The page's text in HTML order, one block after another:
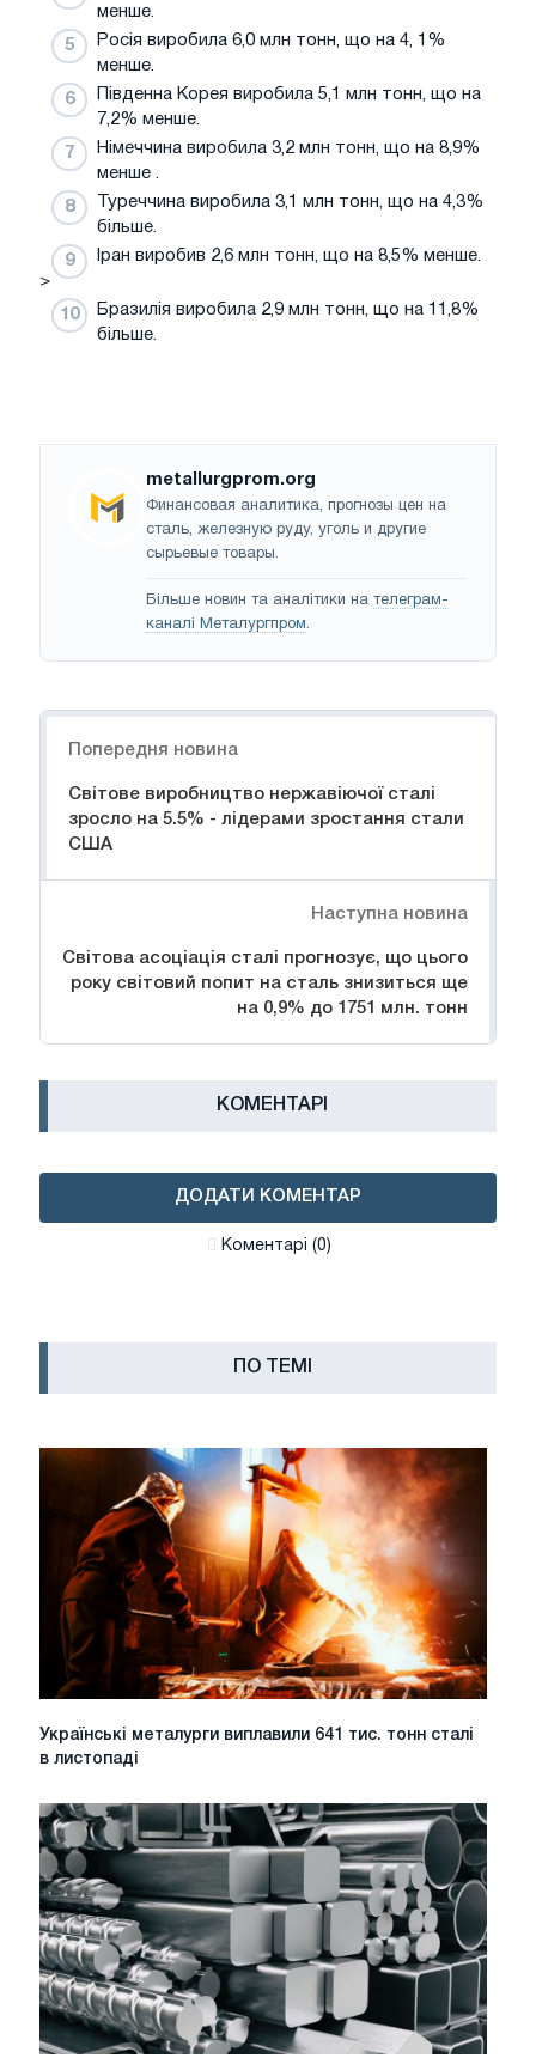
менше.
Росія виробила 6,0 млн тонн, що на 4, 1%
менше.
Південна Корея виробила 5,1 млн тонн, що на
7,2% менше.
Німеччина виробила 3,2 млн тонн, що на 8,9%
менше .
Туреччина виробила 3,1 млн тонн, що на 4,3%
більше.
Іран виробив 2,6 млн тонн, що на 8,5% менше.
>
Бразилія виробила 2,9 млн тонн, що на 11,8%
більше.
metallurgprom.org
Финансовая аналитика, прогнозы цен на
сталь, железную руду, уголь и другие
сырьевые товары.
Більше новин та аналітики на телеграм-
каналі Металургпром.
Попередня новина
Світове виробництво нержавіючої сталі
зросло на 5.5% - лідерами зростання стали
США
Наступна новина
Світова асоціація сталі прогнозує, що цього
року світовий попит на сталь знизиться ще
на 0,9% до 1751 млн. тонн
КОМЕНТАРІ
ДОДАТИ КОМЕНТАР
Коментарі (0)
ПО ТЕМІ
Українські
641
тис.
тонн
сталі
в
листопаді
Українські металурги виплавили 641 тис. тонн сталі
в листопаді